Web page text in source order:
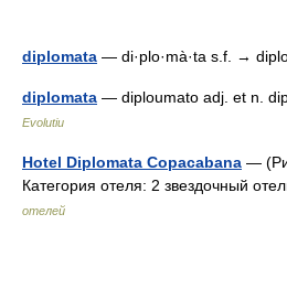
diplomata — di·plo·mà·ta s.f. →
diplomata — diploumato adj. et n.
Evolutiu
Hotel Diplomata Copacabana —
Категория отеля: 2 звездочный
отелей